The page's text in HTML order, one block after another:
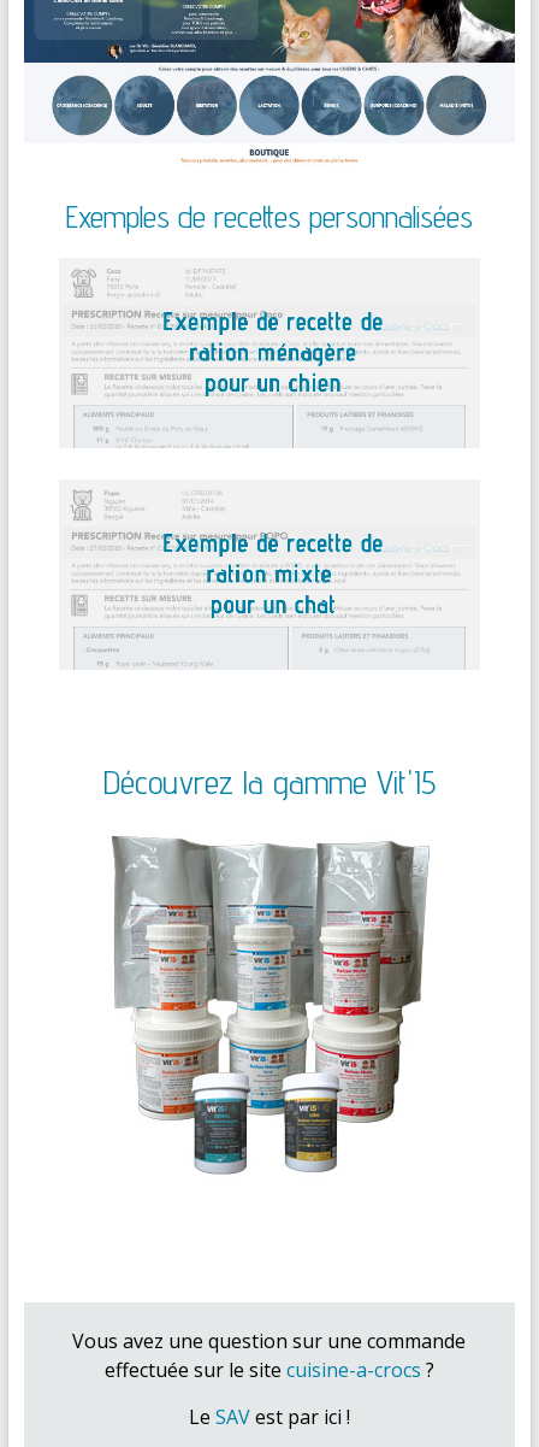
Exemples de recettes personnalisées
Découvrez la gamme Vit'I5
Vous avez une question sur une commande
effectuée sur le site cuisine-a-crocs ?
Le SAVest par ici !